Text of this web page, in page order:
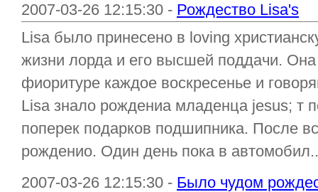
2007-03-26 12:15:30 - Рождество Lisa's
Lisa было принесено в loving
жизни лорда и его высшей поддачи.
фиоритуре каждое воскресенье и
Lisa знало рождениа младенца jesus; т
поперек подарков подшипника. После
рожденио. Один день пока в
2007-03-26 12:15:30 - Было чудом